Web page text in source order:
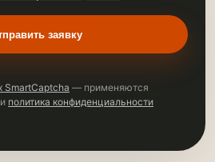
заявку
SmartCaptcha — применяются
и политика конфиденциальности